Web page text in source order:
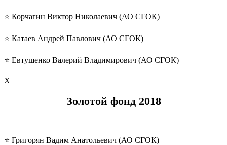
⭐️ Корчагин Виктор Николаевич (АО СГОК)
⭐️ Катаев Андрей Павлович (АО СГОК)
⭐️ Евтушенко Валерий Владимирович (АО СГОК)
Х
Золотой фонд2018
⭐️ Григорян Вадим Анатольевич (АО СГОК)